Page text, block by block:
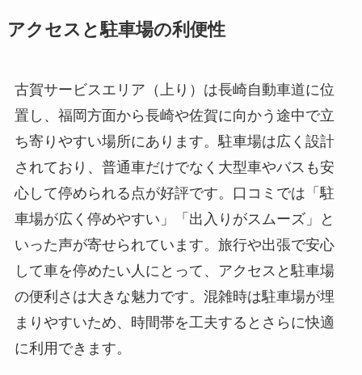
アクセスと駐車場の利便性
古賀サービスエリア（上り）は長崎自動車道に位
置し、福岡方面から長崎や佐賀に向かう途中で立
ち寄りやすい場所にあります。駐車場は広く設計
されており、普通車だけでなく大型車やバスも安
心して停められる点が好評です。口コミでは「駐
車場が広く停めやすい」「出入りがスムーズ」と
いった声が寄せられています。旅行や出張で安心
して車を停めたい人にとって、アクセスと駐車場
の便利さは大きな魅力です。混雑時は駐車場が埋
まりやすいため、時間帯を工夫するとさらに快適
に利用できます。